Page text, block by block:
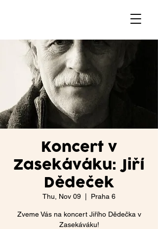
Koncert v
Zasekáváku: Jiří
Dědeček
Thu, Nov 09 Praha 6
Zveme Vás na koncert Jiřího Dědečka v
Zasekáváku!